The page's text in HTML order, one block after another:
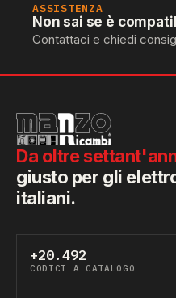
ASSISTENZA
Non sai se è
Contattaci e chiedi
Da oltre
giusto per gli
italiani.
+20.492
CODICI A CATALOGO